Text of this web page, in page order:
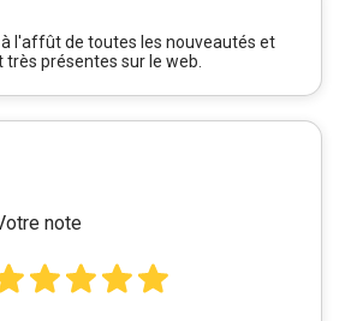
à l'affût de toutes les nouveautés et
présentes sur le web.
note